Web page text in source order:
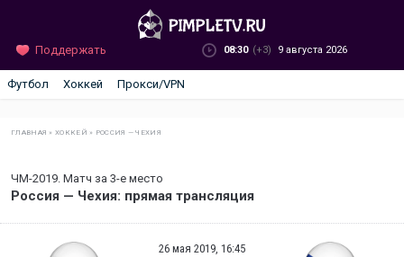
Поддержать 08:30 (+3) 9 августа 2026
Футбол Хоккей Прокси/VPN
ГЛАВНАЯ »ХОККЕЙ » РОССИЯ — ЧЕХИЯ
ЧМ-2019. Матч за 3-е место
Россия — Чехия: прямая трансляция
26 мая 2019, 16:45